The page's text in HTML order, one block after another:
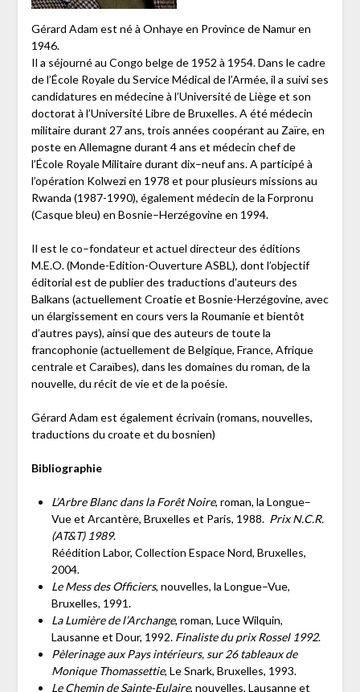
Gérard Adam est né à Onhaye en Province de Namur en
1946.
Il a séjourné au Congo belge de 1952 à 1954. Dans le cadre
de l’École Royale du Service Médical de l’Armée, il a suivi ses
candidatures en médecine à l’Université de Liège et son
doctorat à l’Université Libre de Bruxelles. A été médecin
militaire durant 27 ans, trois années coopérant au Zaïre, en
poste en Allemagne durant 4 ans et médecin chef de
l’École Royale Militaire durant dix–neuf ans. A participé à
l’opération Kolwezi en 1978 et pour plusieurs missions au
Rwanda (1987-1990), également médecin de la Forpronu
(Casque bleu) en Bosnie–Herzégovine en 1994.
Il est le co–fondateur et actuel directeur des éditions
M.E.O. (Monde-Edition-Ouverture ASBL), dont l’objectif
éditorial est de publier des traductions d’auteurs des
Balkans (actuellement Croatie et Bosnie-Herzégovine, avec
un élargissement en cours vers la Roumanie et bientôt
d’autres pays), ainsi que des auteurs de toute la
francophonie (actuellement de Belgique, France, Afrique
centrale et Caraïbes), dans les domaines du roman, de la
nouvelle, du récit de vie et de la poésie.
Gérard Adam est également écrivain (romans, nouvelles,
traductions du croate et du bosnien)
Bibliographie
L’Arbre Blanc dans la Forêt Noire, roman, la Longue–
Vue et Arcantère, Bruxelles et Paris, 1988. Prix N.C.R.
(AT&T) 1989.
Réédition Labor, Collection Espace Nord, Bruxelles,
2004.
Le Mess des Officiers, nouvelles, la Longue–Vue,
Bruxelles, 1991.
La Lumière de l’Archange, roman, Luce Wilquin,
Lausanne et Dour, 1992. Finaliste du prix Rossel 1992.
Pèlerinage aux Pays intérieurs, sur 26 tableaux de
Monique Thomassettie, Le Snark, Bruxelles, 1993.
Le Chemin de Sainte-Eulaire, nouvelles, Lausanne et